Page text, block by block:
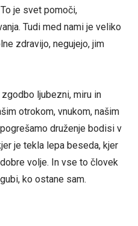
je svet pomoči,
Tudi med nami je veliko
zdravijo, negujejo, jim
ljubezni, miru in
otrokom, vnukom, našim
druženje bodisi v
je tekla lepa beseda, kjer
volje. In vse to človek
ko ostane sam.